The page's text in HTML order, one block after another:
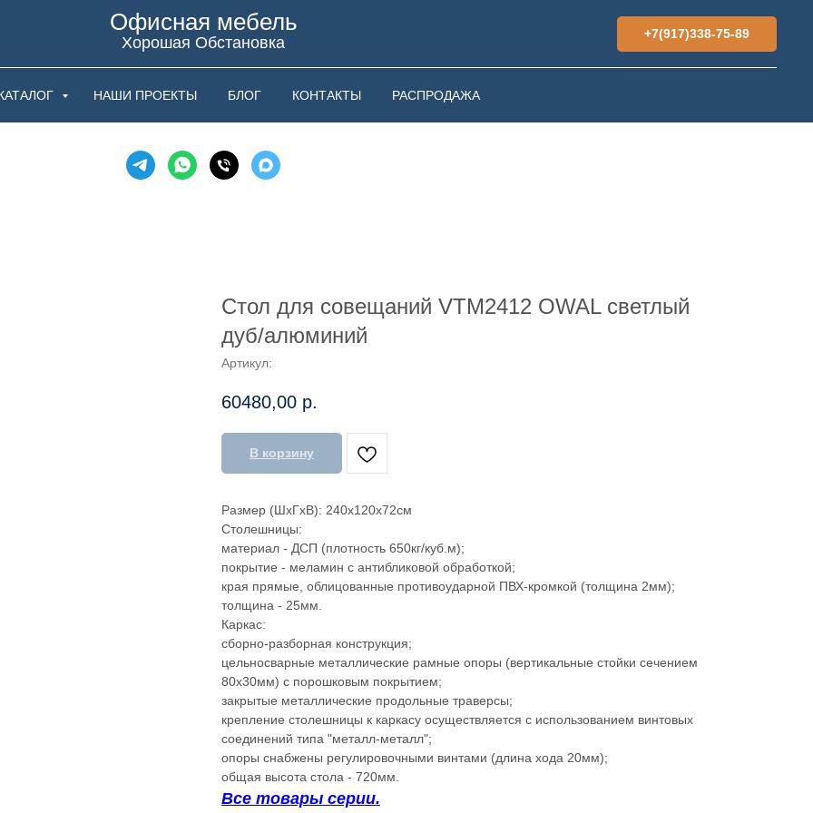
Офисная мебель
Хорошая Обстановка +7(917)338-75-89
НАШИ ПРОЕКТЫ БЛОГ КОНТАКТЫ РАСПРОДАЖА
Стол для совещаний VTM2412 OWAL светлый
дуб/алюминий
Артикул:
60480,00 р.
В корзину
Размер (ШхГхВ): 240х120х72см
Столешницы:
материал - ДСП (плотность 650кг/куб.м);
покрытие - меламин с антибликовой обработкой;
края прямые, облицованные противоударной ПВХ-кромкой (толщина 2мм);
толщина - 25мм.
Каркас:
сборно-разборная конструкция;
цельносварные металлические рамные опоры (вертикальные стойки сечением
80х30мм) с порошковым покрытием;
закрытые металлические продольные траверсы;
крепление столешницы к каркасу осуществляется с использованием винтовых
соединений типа "металл-металл";
опоры снабжены регулировочными винтами (длина хода 20мм);
общая высота стола - 720мм.
Все товары серии.